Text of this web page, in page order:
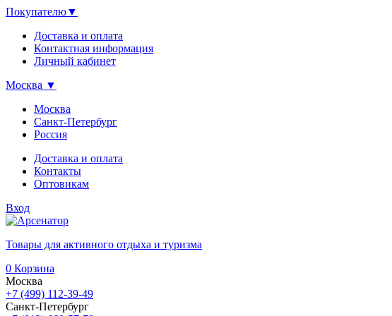
Покупателю▼
Доставка и оплата
Контактная информация
Личный кабинет
Москва ▼
Москва
Санкт-Петербург
Россия
Доставка и оплата
Контакты
Оптовикам
Вход
Товары для активного отдыха и туризма
0 Корзина
Москва
+7 (499) 112-39-49
Санкт-Петербург